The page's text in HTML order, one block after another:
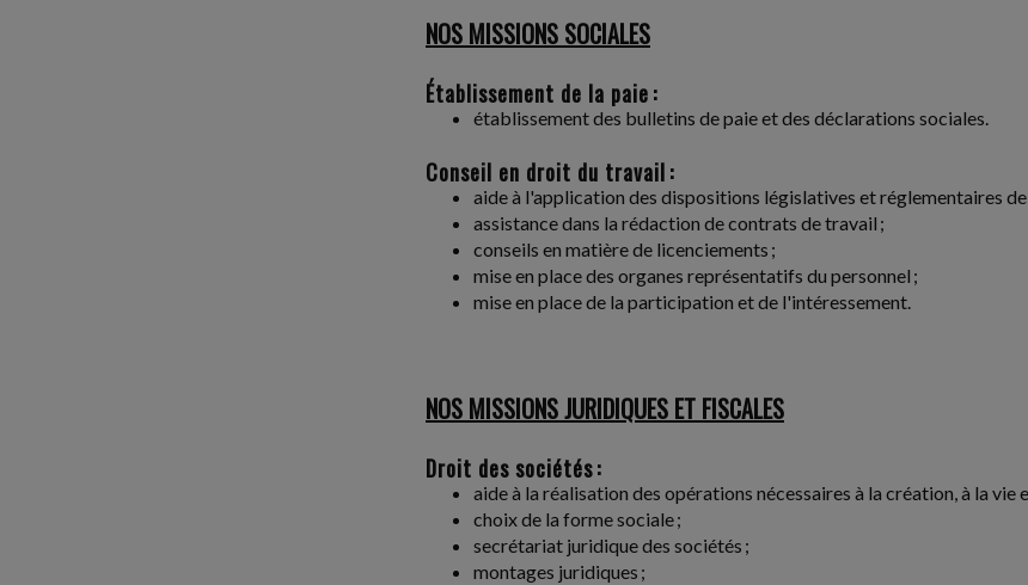
NOS MISSIONS SOCIALES
Établissement de la paie :
établissement des bulletins de paie et des déclarations sociales.
Conseil en droit du travail :
aide à l'application des dispositions législatives et réglementaires
assistance dans la rédaction de contrats de travail ;
conseils en matière de licenciements ;
mise en place des organes représentatifs du personnel ;
mise en place de la participation et de l'intéressement.
NOS MISSIONS JURIDIQUES ET FISCALES
Droit des sociétés :
aide à la réalisation des opérations nécessaires à la création, à la
choix de la forme sociale ;
secrétariat juridique des sociétés ;
montages juridiques ;